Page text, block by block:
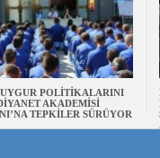
UYGUR POLİTİKALARINI
AKADEMİSİ
TEPKİLER SÜRÜYOR